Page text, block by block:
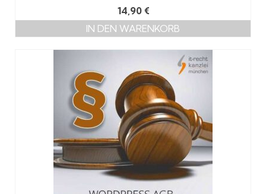
14,90 €
IN DEN WARENKORB